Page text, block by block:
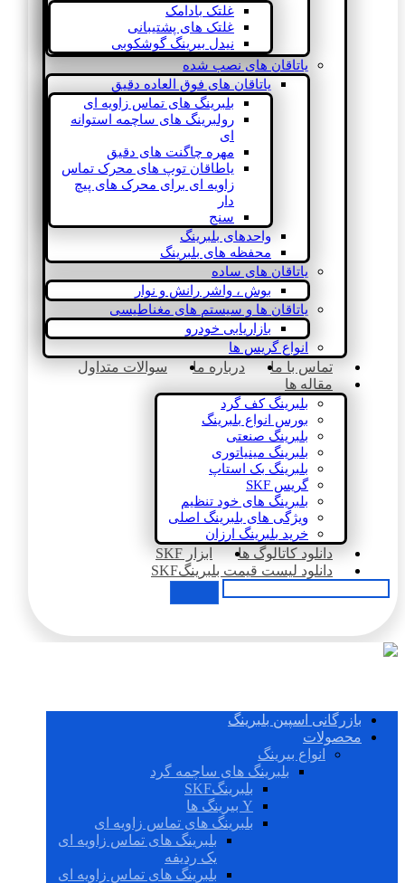
غلتک بادامک
غلتک های پشتیبانی
نیدل بیرینگ گوشکوبی
یاتاقان های نصب شده
یاتاقان های فوق العاده دقیق
بلبرینگ های تماس زاویه ای
رولبرینگ های ساچمه استوانه
ای
مهره چاگنت های دقیق
یاطاقان توپ های محرک تماس
زاویه ای برای محرک های پیچ
دار
سنج
واحدهای بلبرینگ
محفظه های بلبرینگ
یاتاقان های ساده
بوش ، واشر رانش و نوار
یاتاقان ها و سیستم های مغناطیسی
بازاریابی خودرو
انواع گریس ها
تماس با ما درباره ما
سوالات متداول
مقاله ها
بلبرینگ کف گرد
بورس انواع بلبرینگ
بلبرینگ صنعتی
بلبرینگ مینیاتوری
بلبرینگ بک استاپ
گریس SKF
بلبرینگ های خود تنظیم
ویژگی های بلبرینگ اصلی
خرید بلبرینگ ارزان
دانلود کاتالوگ ها
ابزار SKF
دانلود لیست قیمت بلبرینگSKF
بازرگانی اسپین بلبرینگ
محصولات
انواع بیرینگ
بلبرینگ های ساچمه گرد
بلبرینگSKF
Y بیرینگ ها
بلبرینگ های تماس زاویه ای
بلبرینگ های تماس زاویه ای
یک ردیفه
بلبرینگ های تماس زاویه ای